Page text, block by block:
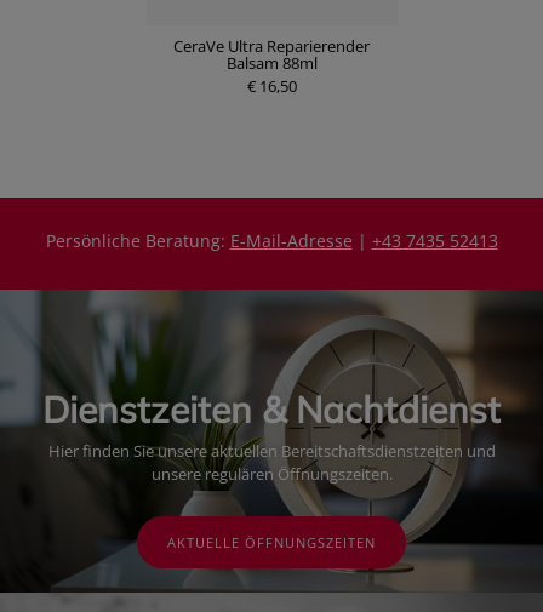
CeraVe Ultra Reparierender
Balsam 88ml
€ 16,50
Persönliche Beratung: E-Mail-Adresse | +43 7435 52413
Dienstzeiten & Nachtdienst
Hier finden Sie unsere aktuellen Bereitschaftsdienstzeiten und
unsere regulären Öffnungszeiten.
AKTUELLE ÖFFNUNGSZEITEN